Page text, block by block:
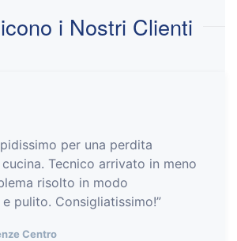
i Nostri Clienti
per una perdita
Tecnico arrivato in meno
risolto in modo
pulito. Consigliatissimo!”
Centro